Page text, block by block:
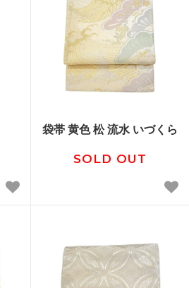
袋帯 黄色 松 流水 いづくら
SOLD OUT